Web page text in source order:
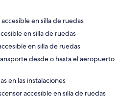
en silla de ruedas
en silla de ruedas
en silla de ruedas
desde o hasta el aeropuerto
en las instalaciones
accesible en silla de ruedas